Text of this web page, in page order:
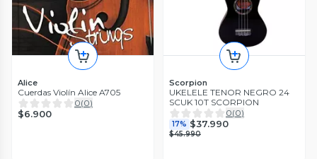
Alice
Cuerdas Violín Alice A705
0(0)
$6.900
Scorpion
UKELELE TENOR NEGRO 24
SCUK 10T SCORPION
0(0)
17% $37.990
$45.990